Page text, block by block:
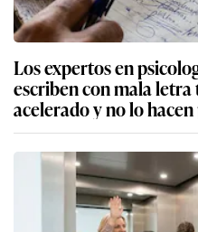
Los expertos en
escriben con mala
acelerado y no lo